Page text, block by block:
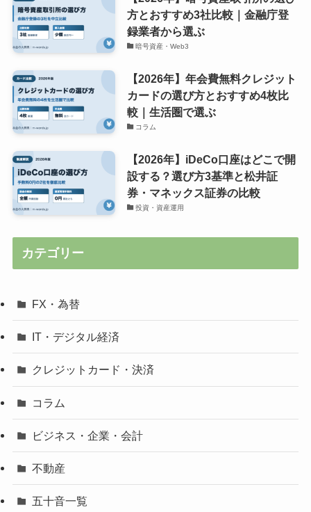
方とおすすめ3社比較｜金融庁登
録業者から選ぶ
暗号資産・Web3
【2026年】年会費無料クレジット
カードの選び方とおすすめ4枚比
較｜生活圏で選ぶ
コラム
【2026年】iDeCo口座はどこで開
設する？選び方3基準と松井証
券・マネックス証券の比較
投資・資産運用
カテゴリー
FX・為替
IT・デジタル経済
クレジットカード・決済
コラム
ビジネス・企業・会計
不動産
五十音一覧